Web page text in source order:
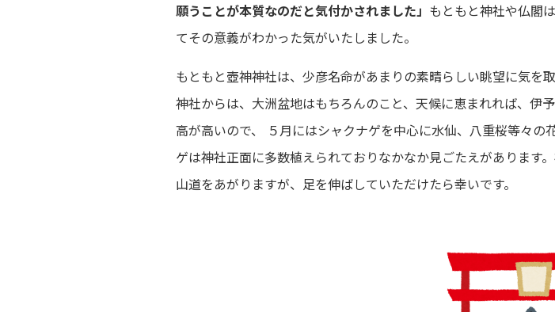
願うことが本質なのだと気付かされました」 もともと神社や仏閣
てその意義がわかった気がいたしました。
もともと壺神神社は、少彦名命があまりの素晴らしい眺望に気を
神社からは、大洲盆地はもちろんのこと、天候に恵まれれば、伊
高が高いので、 ５月にはシャクナゲを中心に水仙、八重桜等々
ゲは神社正面に多数植えられておりなかなか見ごたえがあります
山道をあがりますが、足を伸ばしていただけたら幸いです。